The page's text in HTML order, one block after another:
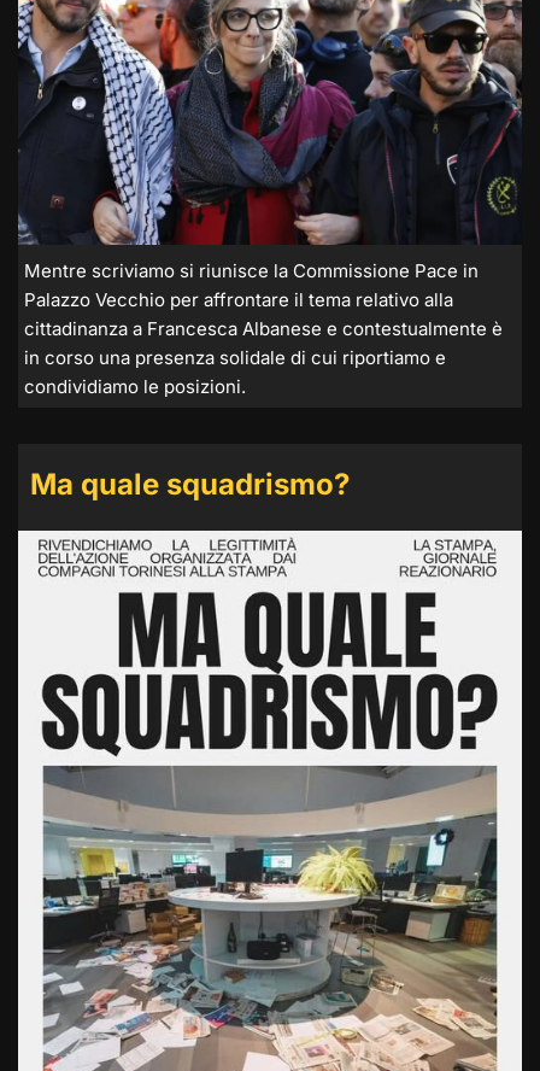
Mentre scriviamo si riunisce la Commissione Pace in
Palazzo Vecchio per affrontare il tema relativo alla
cittadinanza a Francesca Albanese e contestualmente è
in corso una presenza solidale di cui riportiamo e
condividiamo le posizioni.
Ma quale squadrismo?